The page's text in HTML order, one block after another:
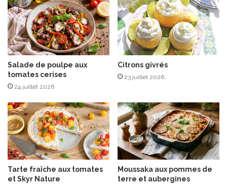
n
C
o
q
D
a
n
s
e
T
r
a
n
s
a
t
p
o
n
e
c
i
t
r
n
v
e
r
t
f
r
a
Salade de poulpe aux
tomates cerises
24 juillet 2026
Citrons givrés
23 juillet 2026
Tarte fraîche aux tomates
et Skyr Nature
Moussaka aux pommes de
terre et aubergines